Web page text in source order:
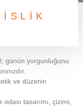
günün yorgunluğunu
ve düzenin
odası tasarımı , çizimi,